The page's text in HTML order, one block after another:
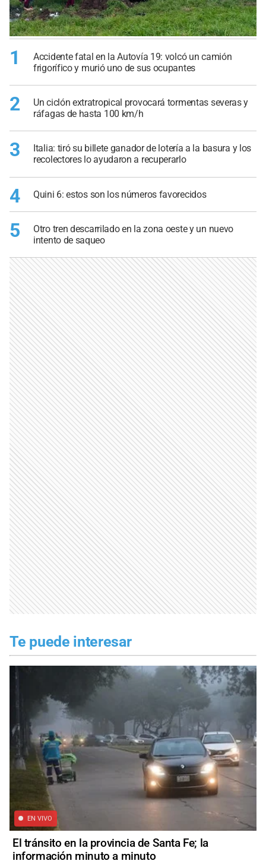
1
Accidente fatal en la Autovía 19: volcó un camión
frigorífico y murió uno de sus ocupantes
2
Un ciclón extratropical provocará tormentas severas y
ráfagas de hasta 100 km/h
3
Italia: tiró su billete ganador de lotería a la basura y los
recolectores lo ayudaron a recuperarlo
4 Quini 6: estos son los números favorecidos
5
Otro tren descarrilado en la zona oeste y un nuevo
intento de saqueo
Te puede interesar
EN VIVO
El tránsito en la provincia de Santa Fe; la
información minuto a minuto